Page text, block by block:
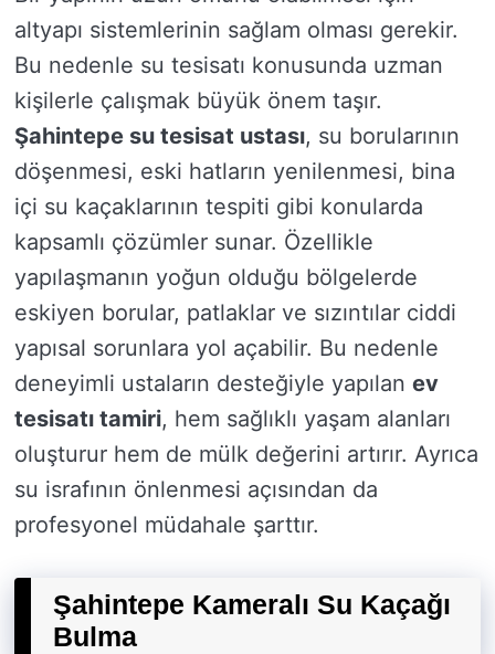
altyapı sistemlerinin sağlam olması gerekir.
Bu nedenle su tesisatı konusunda uzman
kişilerle çalışmak büyük önem taşır.
Şahintepe su tesisat ustası, su borularının
döşenmesi, eski hatların yenilenmesi, bina
içi su kaçaklarının tespiti gibi konularda
kapsamlı çözümler sunar. Özellikle
yapılaşmanın yoğun olduğu bölgelerde
eskiyen borular, patlaklar ve sızıntılar ciddi
yapısal sorunlara yol açabilir. Bu nedenle
deneyimli ustaların desteğiyle yapılan ev
tesisatı tamiri, hem sağlıklı yaşam alanları
oluşturur hem de mülk değerini artırır. Ayrıca
su israfının önlenmesi açısından da
profesyonel müdahale şarttır.
Şahintepe Kameralı Su Kaçağı
Bulma